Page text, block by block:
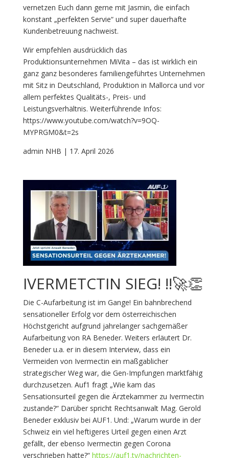
vernetzen Euch dann gerne mit Jasmin, die einfach
konstant „perfekten Servie“ und super dauerhafte
Kundenbetreuung nachweist.
Wir empfehlen ausdrücklich das
Produktionsunternehmen MiVita – das ist wirklich ein
ganz ganz besonderes familiengeführtes Unternehmen
mit Sitz in Deutschland, Produktion in Mallorca und vor
allem perfektes Qualitäts-, Preis- und
Leistungsverhältnis. Weiterführende Infos:
https://www.youtube.com/watch?v=9OQ-
MYPRGM0&t=2s
admin NHB | 17. April 2026
IVERMETCTIN SIEG! ‼️🚀👏
Die C-Aufarbeitung ist im Gange! Ein bahnbrechend
sensationeller Erfolg vor dem österreichischen
Höchstgericht aufgrund jahrelanger sachgemäßer
Aufarbeitung von RA Beneder. Weiters erläutert Dr.
Beneder u.a. er in diesem Interview, dass ein
Vermeiden von Ivermectin ein maßgablicher
strategischer Weg war, die Gen-Impfungen marktfähig
durchzusetzen. Auf1 fragt „Wie kam das
Sensationsurteil gegen die Ärztekammer zu Ivermectin
zustande?“ Darüber spricht Rechtsanwalt Mag. Gerold
Beneder exklusiv bei AUF1. Und: „Warum wurde in der
Schweiz ein viel heftigeres Urteil gegen einen Arzt
gefällt, der ebenso Ivermectin gegen Corona
verschrieben hatte?“ https://auf1.tv/nachrichten-